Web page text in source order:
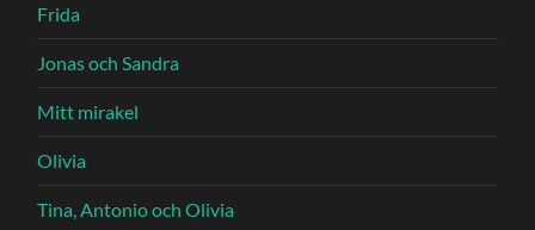
Frida
Jonas och Sandra
Mitt mirakel
Olivia
Tina, Antonio och Olivia